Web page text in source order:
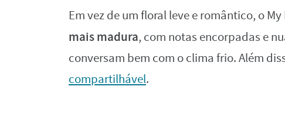
Em vez de um floral leve e romântico, o
mais madura, com notas encorpadas e
conversam bem com o clima frio. Além
compartilhável.